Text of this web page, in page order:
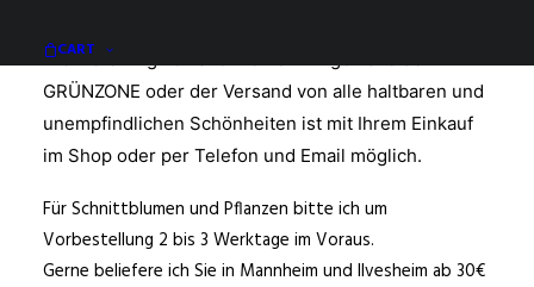
CART
Die Lieferung von allen feinen Dingen aus der
GRÜNZONE oder der Versand von alle haltbaren und
unempfindlichen Schönheiten ist mit Ihrem Einkauf
im Shop oder per Telefon und Email möglich.
Für Schnittblumen und Pflanzen bitte ich um
Vorbestellung 2 bis 3 Werktage im Voraus.
Gerne beliefere ich Sie in Mannheim und Ilvesheim ab 30€